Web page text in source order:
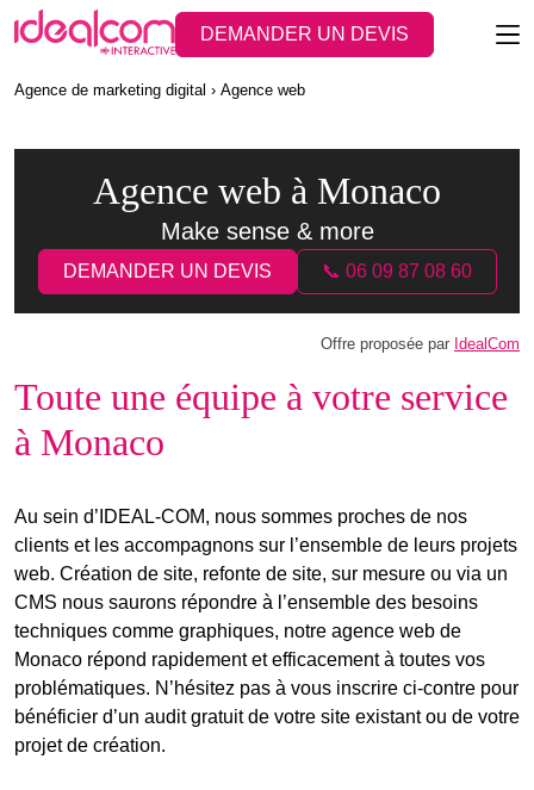
DEMANDER UN DEVIS
Agence de marketing digital Agence web
Agence web à Monaco
Make sense & more
DEMANDER UN DEVIS 📞 06 09 87 08 60
Offre proposée par IdealCom
Toute une équipe à votre service
à Monaco
Au sein d’IDEAL-COM, nous sommes proches de nos
clients et les accompagnons sur l’ensemble de leurs projets
web. Création de site, refonte de site, sur mesure ou via un
CMS nous saurons répondre à l’ensemble des besoins
techniques comme graphiques, notre agence web de
Monaco répond rapidement et efficacement à toutes vos
problématiques. N’hésitez pas à vous inscrire ci-contre pour
bénéficier d’un audit gratuit de votre site existant ou de votre
projet de création.